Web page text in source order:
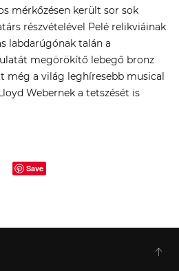
mérkőzésen került sor sok
részvételével Pelé relikviáinak
labdarúgónak talán a
megörökítő lebegő bronz
még a világ leghíresebb musical
Webernek a tetszését is
Save